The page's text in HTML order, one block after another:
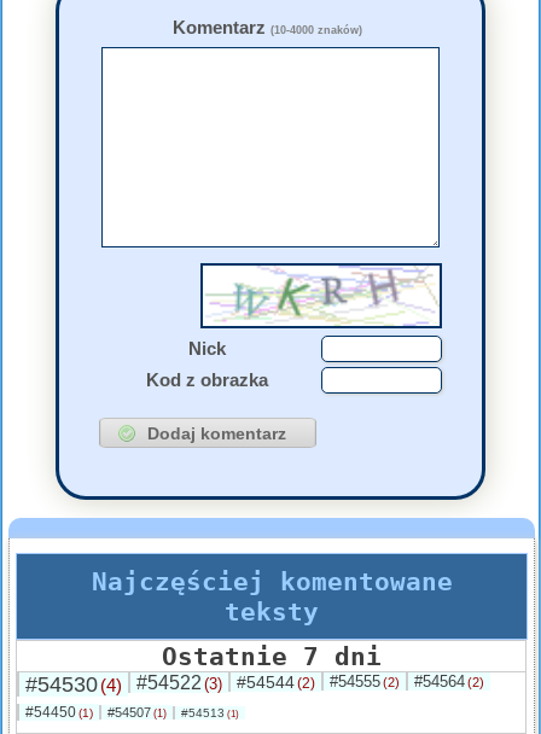
Komentarz (10-4000 znaków)
Nick
Kod z obrazka
Najczęściej komentowane
teksty
Ostatnie 7 dni
#54530(4) #54522 (3) #54544(2) #54555(2) #54564(2)
#54450(1) #54507 (1) #54513 (1)